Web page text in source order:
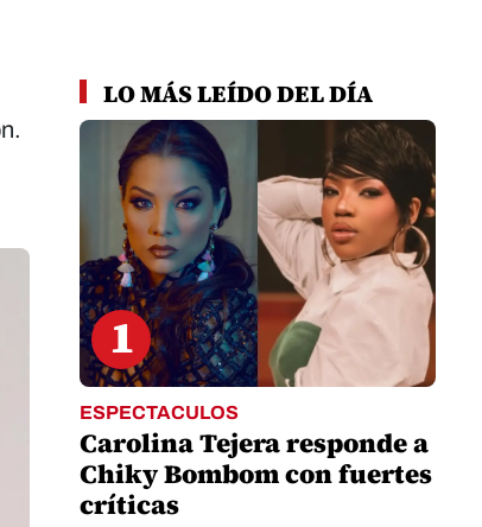
LO MÁS LEÍDO DEL DÍA
1
ESPECTACULOS
Carolina Tejera responde a
Chiky Bombom con fuertes
críticas